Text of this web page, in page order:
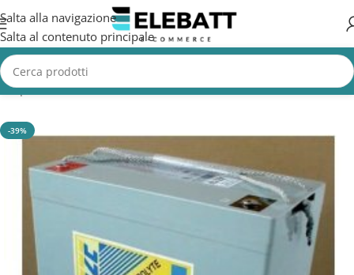
Salta alla navigazione
Salta al contenuto principale
per Nautica/Batterie Nautica/Batterie Alimentazione Nautica
-39%